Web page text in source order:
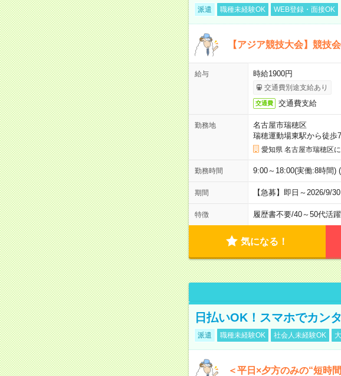
派遣 職種未経験OK WEB登録・面接OK
【アジア競技大会】競技
給与 時給1900円
交通費別途支給あり
交通費 交通費支給
勤務地
名古屋市瑞穂区
瑞穂運動場東駅から徒歩
愛知県 名古屋市瑞穂区
勤務時間 9:00～18:00(実働:8時間)
期間 【急募】即日～2026/9/
特徴 履歴書不要/40～50代活
気になる！
日払いOK！スマホでカン
派遣 職種未経験OK 社会人未経験OK
＜平日×夕方のみの“短時